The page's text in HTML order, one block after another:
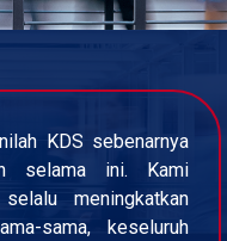
KDS sebenarnya
selama ini. Kami
meningkatkan
sama, keseluruh